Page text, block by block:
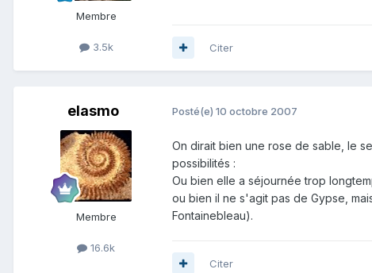
Membre
3.5k Citer
elasmo
Membre
16.6k
Posté(e) 10 octobre 2007
On dirait bien une rose de sable, le
possibilités :
Ou bien elle a séjournée trop
ou bien il ne s'agit pas de Gypse,
Fontainebleau).
Citer